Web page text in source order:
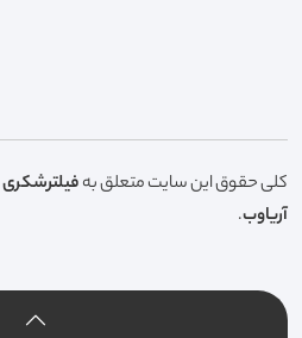
کلی حقوق این سایت متعلق بهفیلترشکری
آریاوب.